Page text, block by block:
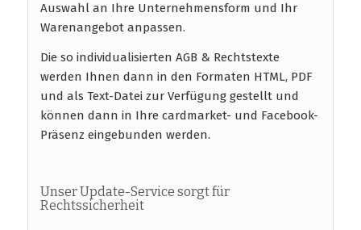
Auswahl an Ihre Unternehmensform und Ihr
Warenangebot anpassen.
Die so individualisierten AGB & Rechtstexte
werden Ihnen dann in den Formaten HTML, PDF
und als Text-Datei zur Verfügung gestellt und
können dann in Ihre cardmarket- und Facebook-
Präsenz eingebunden werden.
Unser Update-Service sorgt für
Rechtssicherheit